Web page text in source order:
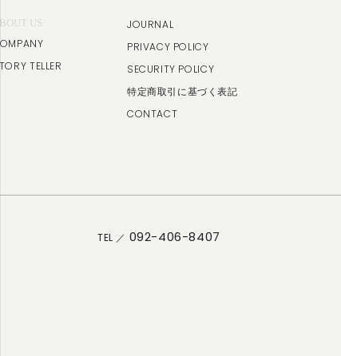
US
TELLER
JOURNAL
PRIVACY POLICY
SECURITY POLICY
特定商取引に基づく表記
CONTACT
TEL ／ 092-406-8407